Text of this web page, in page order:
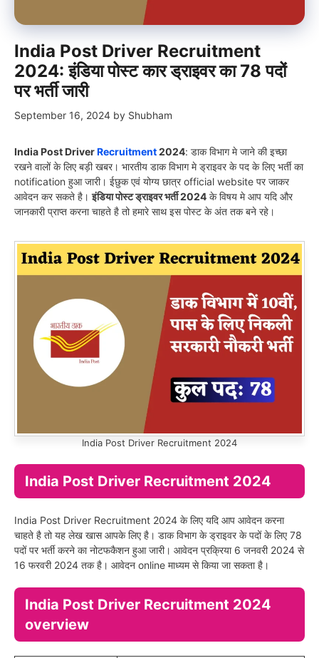
India Post Driver Recruitment
2024: इंडिया पोस्ट कार ड्राइवर का 78 पदों
पर भर्ती जारी
September 16, 2024 by Shubham
India Post DriverRecruitment2024: डाक विभाग मे जाने की इच्छा
रखने वालों के लिए बड़ी खबर। भारतीय डाक विभाग मे ड्राइवर के पद के लिए भर्ती का
notification हुआ जारी। ईछुक एवं योग्य छात्र official website पर जाकर
आवेदन कर सकते है।इंडिया पोस्ट ड्राइवर भर्ती 2024 के विषय मे आप यदि और
जानकारी प्राप्त करना चाहते है तो हमारे साथ इस पोस्ट के अंत तक बने रहे।
India Post Driver Recruitment 2024
India Post Driver Recruitment 2024
India Post Driver Recruitment 2024 के लिए यदि आप आवेदन करना
चाहते है तो यह लेख खास आपके लिए है। डाक विभाग के ड्राइवर के पदों के लिए 78
पदों पर भर्ती करने का नोटफकैशन हुआ जारी। आवेदन प्रक्रिया 6 जनवरी 2024 से
16 फरवरी 2024 तक है। आवेदन online माध्यम से किया जा सकता है।
India Post Driver Recruitment 2024
overview